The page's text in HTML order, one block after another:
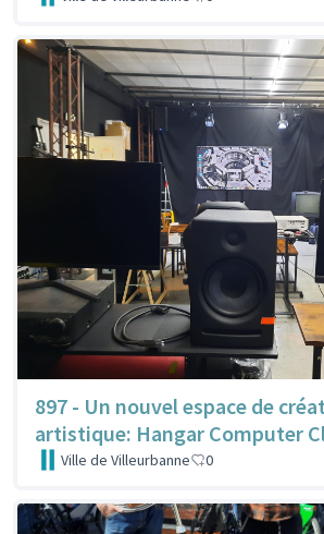
897 - Un nouvel espace de
artistique: Hangar Computer
Ville de Villeurbanne 0